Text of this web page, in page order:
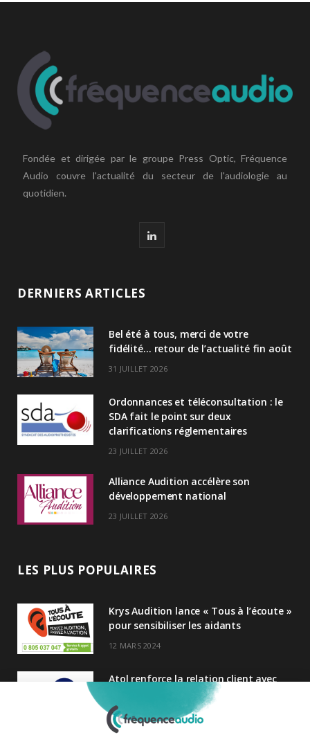
Fondée et dirigée par le groupe Press Optic, Fréquence
Audio couvre l'actualité du secteur de l'audiologie au
quotidien.
L
e
n
DERNIERS ARTICLES
Bel été à tous, merci de votre
fidélité… retour de l’actualité fin août
31 JUILLET 2026
Ordonnances et téléconsultation : le
SDA fait le point sur deux
clarifications réglementaires
23 JUILLET 2026
Alliance Audition accélère son
développement national
23 JUILLET 2026
LES PLUS POPULAIRES
Krys Audition lance « Tous à l’écoute »
pour sensibiliser les aidants
12 MARS 2024
Atol renforce la relation client avec
une nouvelle campagne axée sur la
satisfaction
25 FÉVRIER 2025